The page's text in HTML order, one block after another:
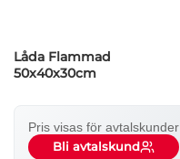
Låda Flammad
50x40x30cm
Pris visas för avtalskunder
Bli avtalskund